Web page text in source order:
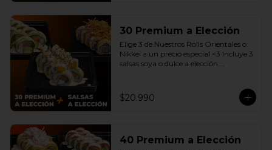
30 Premium a Elección
Elige 3 de Nuestros Rolls Orientales o
Nikkei a un precio especial <3 Incluye 3
salsas soya o dulce a elección.
$20.990
40 Premium a Elección